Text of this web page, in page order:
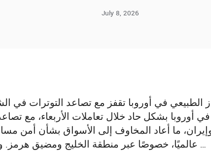
July 8, 2026
الطبيعي في أوروبا تقفز مع تصاعد التوترات في
أوروبا بشكل حاد خلال تعاملات الأربعاء، مع
ما أعاد المخاوف إلى الأسواق بشأن أمن
عالميًا، خصوصًا عبر منطقة الخليج ومضيق هرمز. وجاءت هذه الارتفاعات رغم دخول …